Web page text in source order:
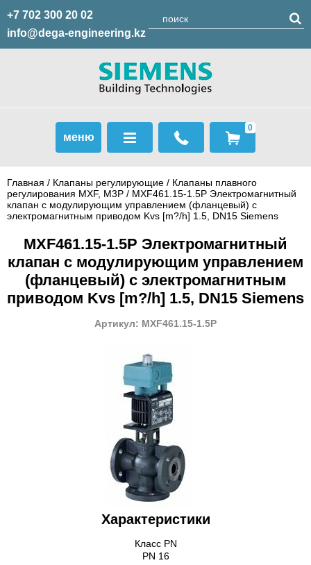
+7 702 300 20 02
info@dega-engineering.kz
меню
0
Главная / Клапаны регулирующие / Клапаны плавного
регулирования MXF, M3P / MXF461.15-1.5P Электромагнитный
клапан с модулирующим управлением (фланцевый) с
электромагнитным приводом Kvs [m?/h] 1.5, DN15 Siemens
MXF461.15-1.5P Электромагнитный
клапан с модулирующим управлением
(фланцевый) с электромагнитным
приводом Kvs [m?/h] 1.5, DN15 Siemens
Артикул: MXF461.15-1.5P
Характеристики
Класс PN
PN 16